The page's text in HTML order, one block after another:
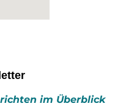
im Überblick